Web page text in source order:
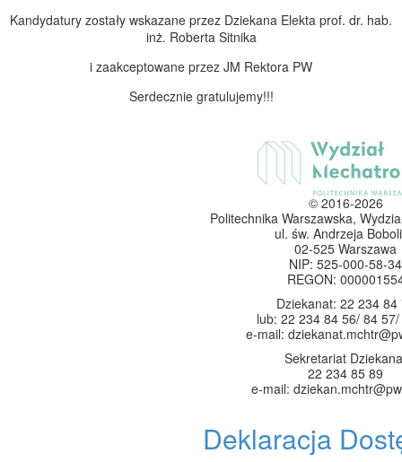
Kandydatury zostały wskazane przez Dziekana Elekta prof. dr. hab.
inż. Roberta Sitnika
i zaakceptowane przez JM Rektora PW
Serdecznie gratulujemy!!!
© 2016-2026
Politechnika Warszawska,
ul. św. Andrzeja
02-525 Warszawa
NIP: 525-000-58-34
REGON:
Dziekanat: 22 234 84
lub: 22 234 84 56/ 84
e-mail:
Sekretariat
22 234 85 89
e-mail:
Deklaracja